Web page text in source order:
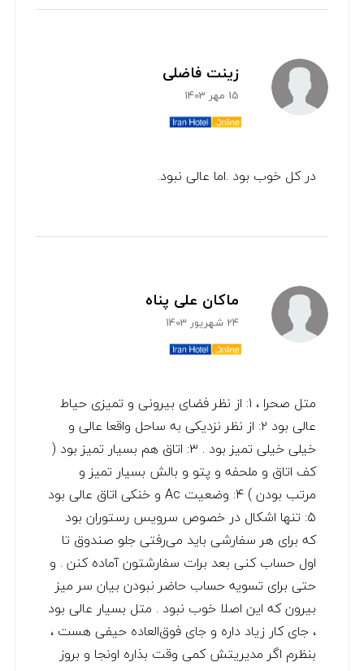
زینت فاضلی
15 مهر 1403
در کل خوب بود .اما عالی نبود.
ماکان علی پناه
24 شهریور 1403
متل صحرا ، ۱: از نظر فضای بیرونی و تمیزی حیاط
عالی بود ۲: از نظر نزدیکی به ساحل واقعا عالی و
خیلی خیلی تمیز بود . ۳: اتاق هم بسیار تمیز بود (
کف اتاق و ملحفه و پتو و بالش بسیار تمیز و
مرتب بودن ) ۴: وضعیت Ac و خنکی اتاق عالی بود
۵: تنها اشکال در خصوص سرویس رستوران بود
که برای هر سفارشی باید می‌رفتی جلو صندوق تا
اول حساب کنی بعد برات سفارشتون آماده کنن . و
حتی برای تسویه حساب حاضر نبودن بیان سر میز
بیرون که این اصلا خوب نبود . متل بسیار عالی بود
، جای کار زیاد داره و جای فوق‌العاده حیفی هست ،
بنظرم اگر مدیریتش کمی وقت بذاره اونجا و بروز